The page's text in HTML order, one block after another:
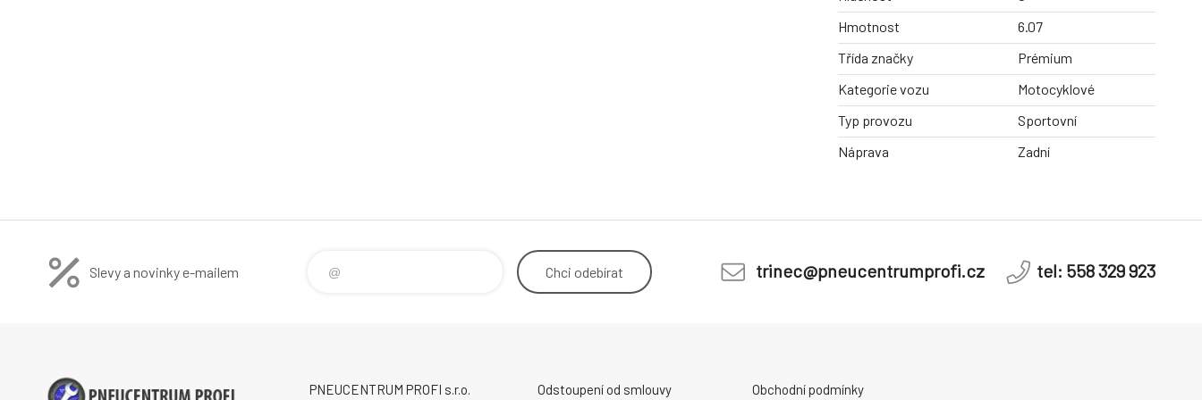
Hmotnost
6.07
Třída značky
Prémium
Kategorie vozu
Motocyklové
Typ provozu
Sportovní
Náprava
Zadní
Slevy a novinky e-mailem Chci odebírat trinec@pneucentrumprofi.cz tel: 558 329 923
PNEUCENTRUM PROFI s.r.o. Odstoupení od smlouvy Obchodní podmínky